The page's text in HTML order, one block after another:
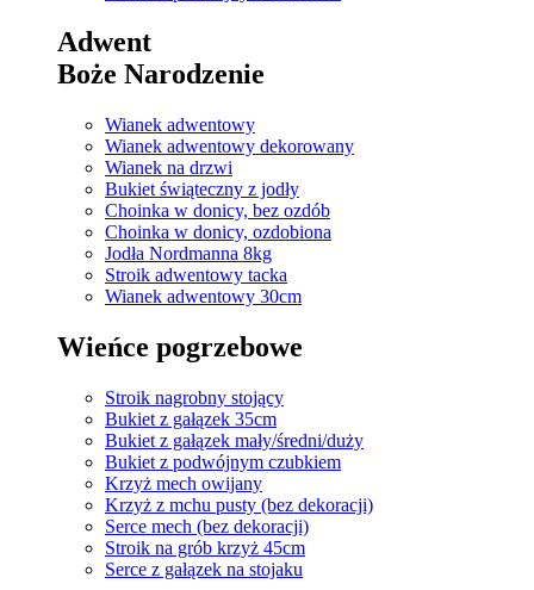
Adwent
Boże Narodzenie
Wianek adwentowy
Wianek adwentowy dekorowany
Wianek na drzwi
Bukiet świąteczny z jodły
Choinka w donicy, bez ozdób
Choinka w donicy, ozdobiona
Jodła Nordmanna 8kg
Stroik adwentowy tacka
Wianek adwentowy 30cm
Wieńce pogrzebowe
Stroik nagrobny stojący
Bukiet z gałązek 35cm
Bukiet z gałązek mały/średni/duży
Bukiet z podwójnym czubkiem
Krzyż mech owijany
Krzyż z mchu pusty (bez dekoracji)
Serce mech (bez dekoracji)
Stroik na grób krzyż 45cm
Serce z gałązek na stojaku